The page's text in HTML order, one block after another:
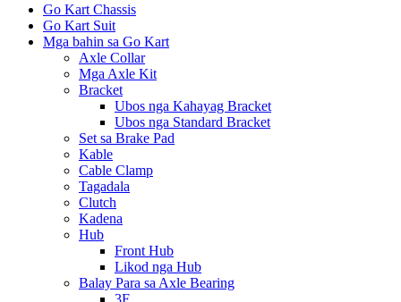
Go Kart Chassis
Go Kart Suit
Mga bahin sa Go Kart
Axle Collar
Mga Axle Kit
Bracket
Ubos nga Kahayag Bracket
Ubos nga Standard Bracket
Set sa Brake Pad
Kable
Cable Clamp
Tagadala
Clutch
Kadena
Hub
Front Hub
Likod nga Hub
Balay Para sa Axle Bearing
3F